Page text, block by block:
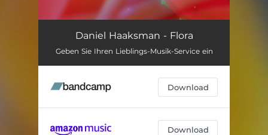
Daniel Haaksman - Flora
Geben Sie Ihren Lieblings-Musik-Service ein
Download
Download